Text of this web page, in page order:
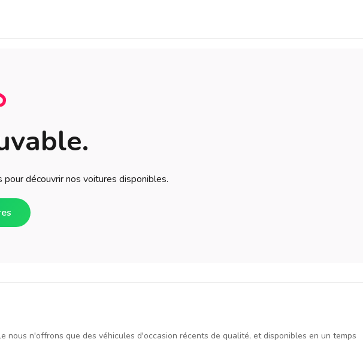
découvrir nos voitures disponibles.
nous n'offrons que des véhicules d'occasion récents de qualité, et disponibles en un temps